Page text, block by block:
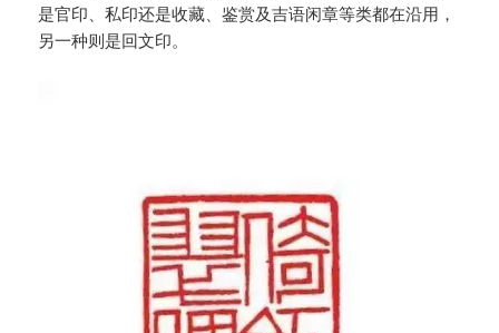
是官印、私印还是收藏、鉴赏及吉语闲章等类都在沿用，
另一种则是回文印。